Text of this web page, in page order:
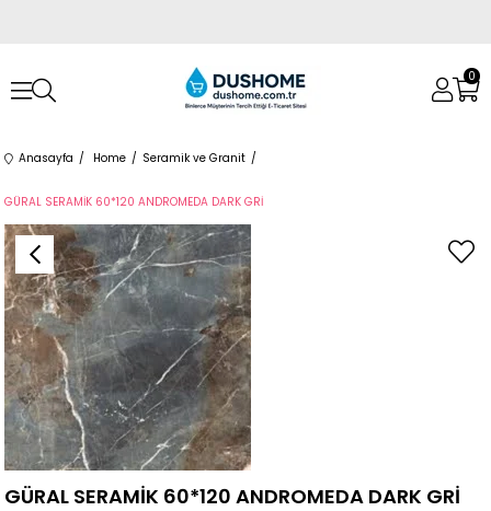
0
Anasayfa Home Seramik ve Granit
GÜRAL SERAMİK 60*120 ANDROMEDA DARK GRİ
GÜRAL SERAMİK 60*120 ANDROMEDA DARK GRİ